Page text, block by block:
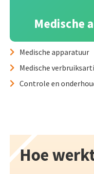
Medische
Medische apparatuur
Medische
Controle en
Hoe